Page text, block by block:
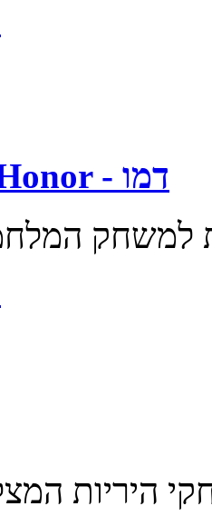
Medal of Honor - דמו